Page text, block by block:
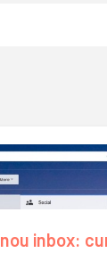
inbox: